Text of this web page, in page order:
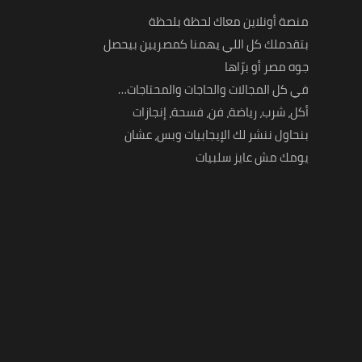
منصة أونلاين معاك لحظة بلحظة
بتقدملك كل اللي يهمنا كمصريين بيحصل
جوه مصر أو برّاها
في كل المجالات والحاجات والمحتاجات…
أكل، شرب، رياضة، فن، فسحة، إنجازات
بنحاول ننشر لك الإيجابيات وبس، عشان
يومك مش عايز سلبيات